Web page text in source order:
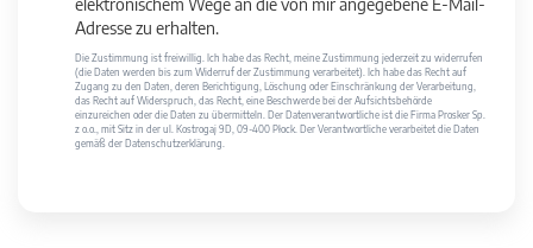
elektronischem Wege an die von mir angegebene E-Mail-
Adresse zu erhalten.
Die Zustimmung ist freiwillig. Ich habe das Recht, meine Zustimmung jederzeit zu widerrufen
(die Daten werden bis zum Widerruf der Zustimmung verarbeitet). Ich habe das Recht auf
Zugang zu den Daten, deren Berichtigung, Löschung oder Einschränkung der Verarbeitung,
das Recht auf Widerspruch, das Recht, eine Beschwerde bei der Aufsichtsbehörde
einzureichen oder die Daten zu übermitteln. Der Datenverantwortliche ist die Firma Prosker Sp.
z o.o., mit Sitz in der ul. Kostrogaj 9D, 09-400 Płock. Der Verantwortliche verarbeitet die Daten
gemäß der Datenschutzerklärung.